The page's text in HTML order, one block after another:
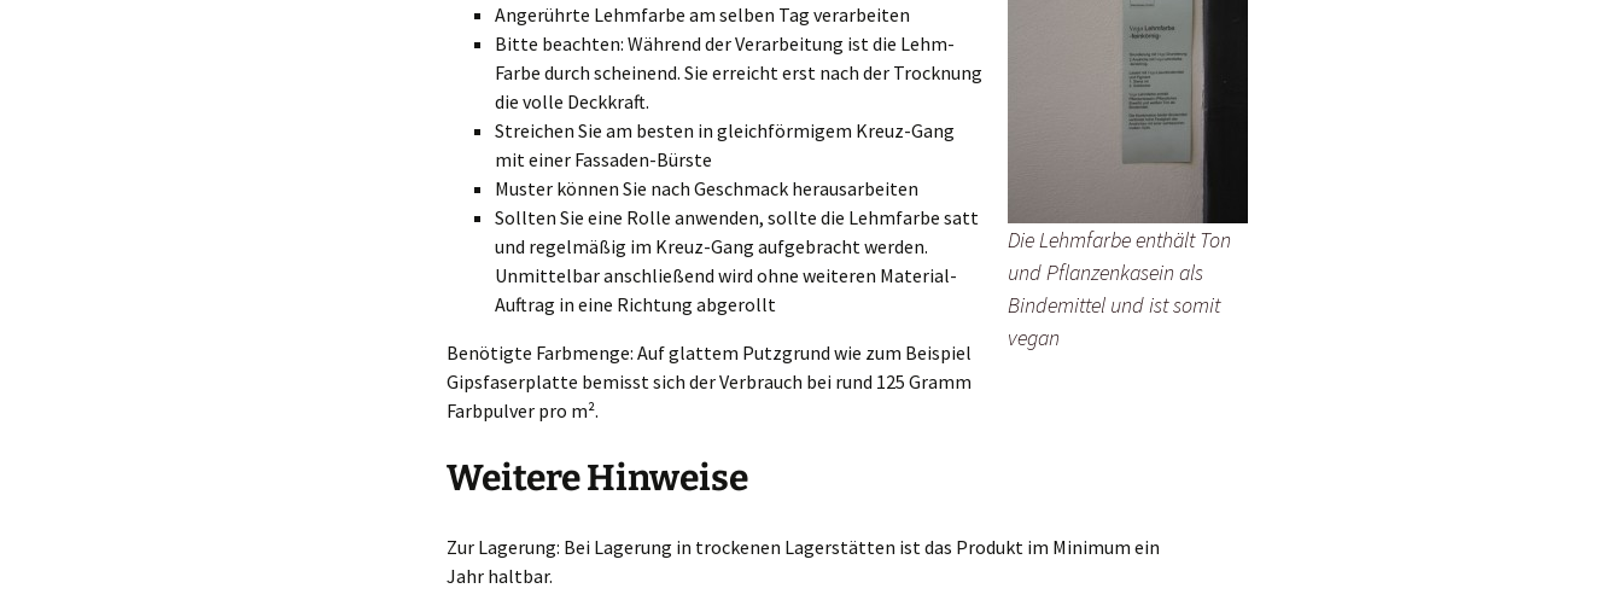
Die Lehmfarbe enthält Ton
und Pflanzenkasein als
Bindemittel und ist somit
vegan
Angerührte Lehmfarbe am selben Tag verarbeiten
Bitte beachten: Während der Verarbeitung ist die Lehm-
Farbe durch scheinend. Sie erreicht erst nach der Trocknung
die volle Deckkraft.
Streichen Sie am besten in gleichförmigem Kreuz-Gang
mit einer Fassaden-Bürste
Muster können Sie nach Geschmack herausarbeiten
Sollten Sie eine Rolle anwenden, sollte die Lehmfarbe satt
und regelmäßig im Kreuz-Gang aufgebracht werden.
Unmittelbar anschließend wird ohne weiteren Material-
Auftrag in eine Richtung abgerollt
Benötigte Farbmenge: Auf glattem Putzgrund wie zum Beispiel
Gipsfaserplatte bemisst sich der Verbrauch bei rund 125 Gramm
Farbpulver pro m².
Weitere Hinweise
Zur Lagerung: Bei Lagerung in trockenen Lagerstätten ist das Produkt im Minimum ein
Jahr haltbar.